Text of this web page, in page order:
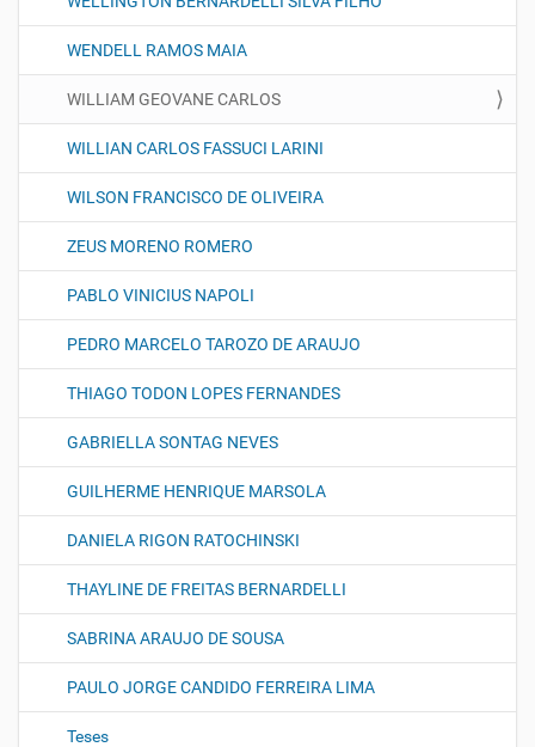
WENDELL RAMOS MAIA
WILLIAM GEOVANE CARLOS
WILLIAN CARLOS FASSUCI LARINI
WILSON FRANCISCO DE OLIVEIRA
ZEUS MORENO ROMERO
PABLO VINICIUS NAPOLI
PEDRO MARCELO TAROZO DE ARAUJO
THIAGO TODON LOPES FERNANDES
GABRIELLA SONTAG NEVES
GUILHERME HENRIQUE MARSOLA
DANIELA RIGON RATOCHINSKI
THAYLINE DE FREITAS BERNARDELLI
SABRINA ARAUJO DE SOUSA
PAULO JORGE CANDIDO FERREIRA LIMA
Teses